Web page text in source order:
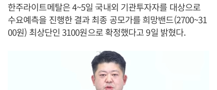
한주라이트메탈은 4~5일 국내외 기관투자자를 대상으로
수요예측을 진행한 결과 최종 공모가를 희망밴드(2700~31
00원) 최상단인 3100원으로 확정했다고 9일 밝혔다.